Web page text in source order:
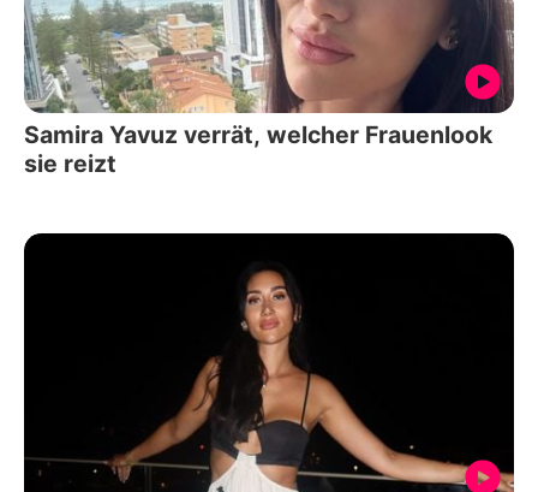
Samira Yavuz verrät, welcher Frauenlook
sie reizt